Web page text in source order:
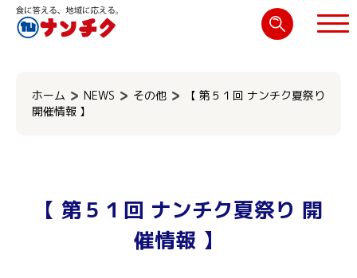
ホーム NEWS その他
【 第５１回 ナンチク夏祭り
開催情報 】
【 第５１回 ナンチク夏祭り 開
催情報 】